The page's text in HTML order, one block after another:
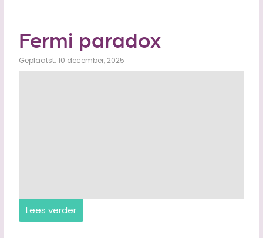
Fermi paradox
Geplaatst: 10 december, 2025
Lees verder